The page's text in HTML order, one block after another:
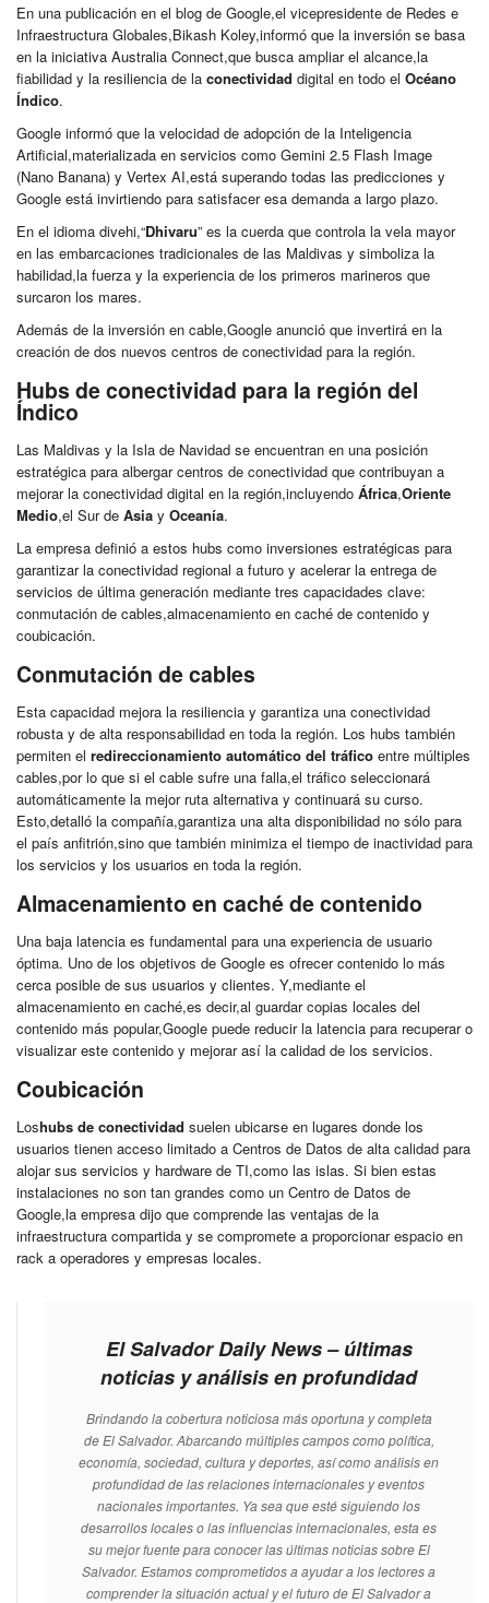
En una publicación en el blog de Google,el vicepresidente de Redes e
Infraestructura Globales,Bikash Koley,informó que la inversión se basa
en la iniciativa Australia Connect,que busca ampliar el alcance,la
fiabilidad y la resiliencia de la conectividad digital en todo el Océano
Índico.
Google informó que la velocidad de adopción de la Inteligencia
Artificial,materializada en servicios como Gemini 2.5 Flash Image
(Nano Banana) y Vertex AI,está superando todas las predicciones y
Google está invirtiendo para satisfacer esa demanda a largo plazo.
En el idioma divehi,“Dhivaru” es la cuerda que controla la vela mayor
en las embarcaciones tradicionales de las Maldivas y simboliza la
habilidad,la fuerza y la experiencia de los primeros marineros que
surcaron los mares.
Además de la inversión en cable,Google anunció que invertirá en la
creación de dos nuevos centros de conectividad para la región.
Hubs de conectividad para la región del
Índico
Las Maldivas y la Isla de Navidad se encuentran en una posición
estratégica para albergar centros de conectividad que contribuyan a
mejorar la conectividad digital en la región,incluyendo África,Oriente
Medio,el Sur de Asia y Oceanía.
La empresa definió a estos hubs como inversiones estratégicas para
garantizar la conectividad regional a futuro y acelerar la entrega de
servicios de última generación mediante tres capacidades clave:
conmutación de cables,almacenamiento en caché de contenido y
coubicación.
Conmutación de cables
Esta capacidad mejora la resiliencia y garantiza una conectividad
robusta y de alta responsabilidad en toda la región. Los hubs también
permiten el redireccionamiento automático del tráfico entre múltiples
cables,por lo que si el cable sufre una falla,el tráfico seleccionará
automáticamente la mejor ruta alternativa y continuará su curso.
Esto,detalló la compañía,garantiza una alta disponibilidad no sólo para
el país anfitrión,sino que también minimiza el tiempo de inactividad para
los servicios y los usuarios en toda la región.
Almacenamiento en caché de contenido
Una baja latencia es fundamental para una experiencia de usuario
óptima. Uno de los objetivos de Google es ofrecer contenido lo más
cerca posible de sus usuarios y clientes. Y,mediante el
almacenamiento en caché,es decir,al guardar copias locales del
contenido más popular,Google puede reducir la latencia para recuperar o
visualizar este contenido y mejorar así la calidad de los servicios.
Coubicación
Loshubs de conectividad suelen ubicarse en lugares donde los
usuarios tienen acceso limitado a Centros de Datos de alta calidad para
alojar sus servicios y hardware de TI,como las islas. Si bien estas
instalaciones no son tan grandes como un Centro de Datos de
Google,la empresa dijo que comprende las ventajas de la
infraestructura compartida y se compromete a proporcionar espacio en
rack a operadores y empresas locales.
El Salvador Daily News – últimas
noticias y análisis en profundidad
Brindando la cobertura noticiosa más oportuna y completa
de El Salvador. Abarcando múltiples campos como política,
economía, sociedad, cultura y deportes, así como análisis en
profundidad de las relaciones internacionales y eventos
nacionales importantes. Ya sea que esté siguiendo los
desarrollos locales o las influencias internacionales, esta es
su mejor fuente para conocer las últimas noticias sobre El
Salvador. Estamos comprometidos a ayudar a los lectores a
comprender la situación actual y el futuro de El Salvador a